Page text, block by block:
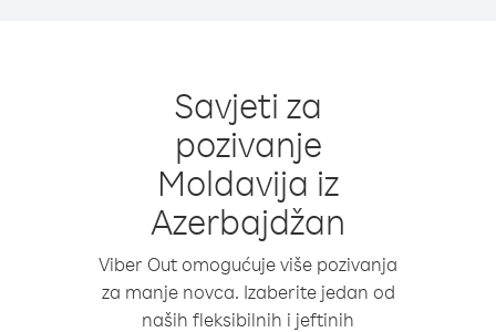
Savjeti za
pozivanje
Moldavija iz
Azerbajdžan
Viber Out omogućuje više pozivanja
za manje novca. Izaberite jedan od
naših fleksibilnih i jeftinih